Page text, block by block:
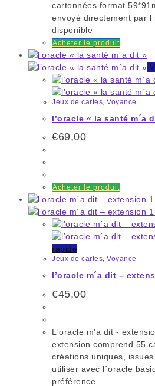
cartonnées format
envoyé directement par l
disponible
Acheter le produit
Jeux de cartes, Voyance
l’oracle « la santé m´a
€69,00
Acheter le produit
rapide
Jeux de cartes, Voyance
l’oracle m´a dit –
€45,00
L'oracle m'a dit -
extension comprend 55
créations uniques,
utiliser avec l´oracle
préférence.